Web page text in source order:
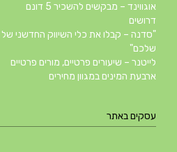
אוגווינד – מבקשים להשכיר 5 דונם
דרושים
שלכם"
לייטנר – שיעורים פרטיים, מורים פרטיים
ארבעת המינים במגוון מחירים
עסקים באתר